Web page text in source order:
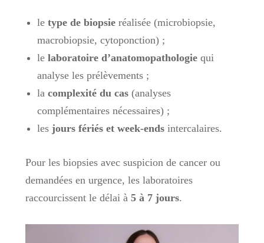
le type de biopsieréalisée (microbiopsie,
macrobiopsie, cytoponction) ;
le laboratoire d’anatomopathologiequi
analyse les prélèvements ;
la complexité du cas(analyses
complémentaires nécessaires) ;
les jours fériés et week-endsintercalaires.
Pour les biopsies avec suspicion de cancer ou
demandées en urgence, les laboratoires
raccourcissent le délai à 5 à 7 jours.